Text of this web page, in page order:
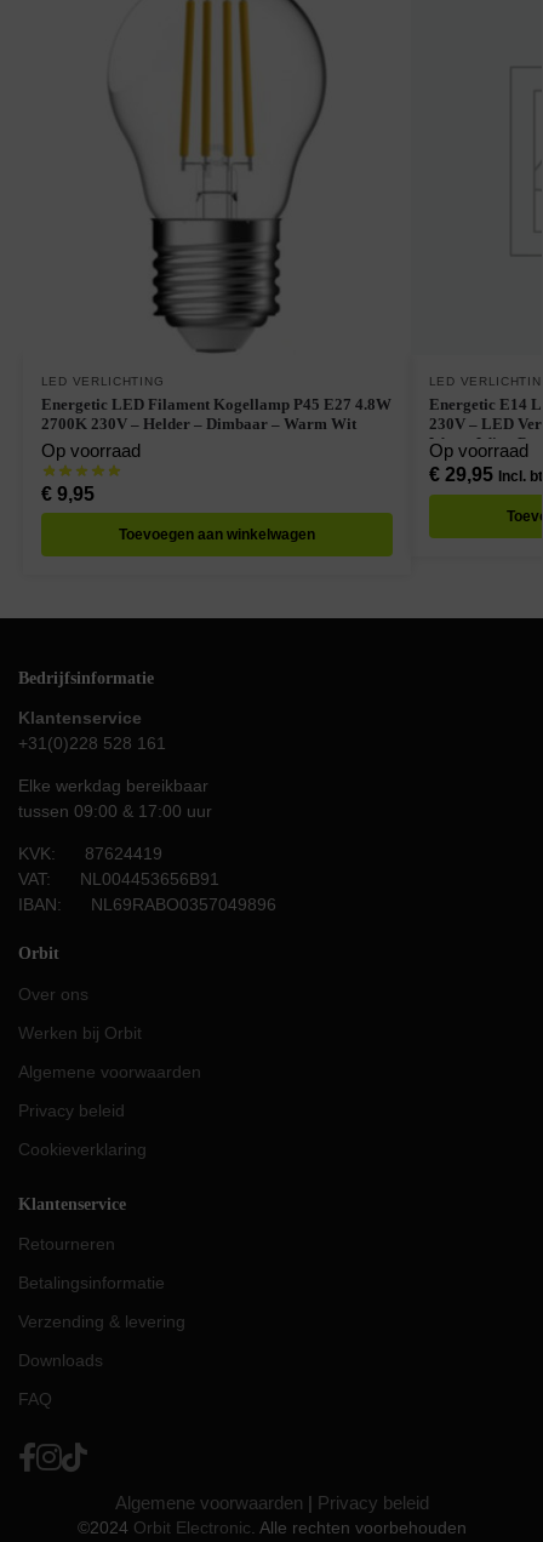
LED VERLICHTING
Energetic LED Filament Kogellamp P45 E27 4.8W
2700K 230V – Helder – Dimbaar – Warm Wit
Op voorraad
€9,95
Toevoegen aan winkelwagen
LED
Energetic E14
230V – LED
Warm Wit – Per
Op voorraad
€29,95 Incl.
Bedrijfsinformatie
Klantenservice
+31(0)228 528 161
Elke werkdag bereikbaar
tussen 09:00 & 17:00 uur
KVK: 87624419
VAT: NL004453656B91
IBAN: NL69RABO0357049896
Orbit
Over ons
Werken bij Orbit
Algemene voorwaarden
Privacy beleid
Cookieverklaring
Klantenservice
Retourneren
Betalingsinformatie
Verzending & levering
Downloads
FAQ
Algemene voorwaarden | Privacy beleid
©2024 Orbit Electronic . Alle rechten voorbehouden